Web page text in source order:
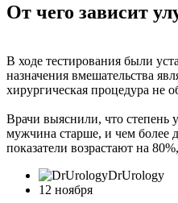
От чего зависит
В ходе тестирования были
назначения вмешательства
хирургическая процедура не
Врачи выяснили, что степень
мужчина старше, и чем более
показатели возрастают на
DrUrology
12 ноября